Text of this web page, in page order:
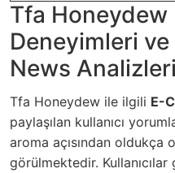
Tfa Honeydew
Deneyimleri
News Analizleri
Tfa Honeydew ile ilgili E-
paylaşılan kullanıcı
aroma açısından oldukça
görülmektedir.